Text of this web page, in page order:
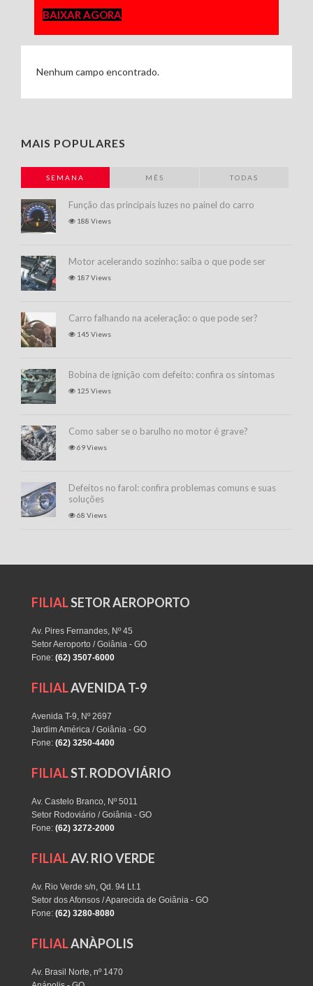
BAIXAR AGORA
Nenhum campo encontrado.
MAIS POPULARES
SEMANA MÊS TODAS
Função das principais luzes no painel do carro
188 Views
Motor acelerando sozinho: saiba o que pode ser
187 Views
Carro falhando na aceleração: o que pode ser?
145 Views
Bobina de ignição com defeito: confira os sintomas
125 Views
Como saber se o barulho no motor é grave?
69 Views
Defeitos no farol: confira problemas comuns e suas
soluções
68 Views
FILIALSETOR AEROPORTO
Av. Pires Fernandes, Nº 45
Setor Aeroporto / Goiânia - GO
Fone: (62) 3507-6000
FILIALAVENIDA T-9
Avenida T-9, Nº 2697
Jardim América / Goiânia - GO
Fone: (62) 3250-4400
FILIALST. RODOVIÁRIO
Av. Castelo Branco, Nº 5011
Setor Rodoviário / Goiânia - GO
Fone: (62) 3272-2000
FILIALAV. RIO VERDE
Av. Rio Verde s/n, Qd. 94 Lt.1
Setor dos Afonsos / Aparecida de Goiânia - GO
Fone: (62) 3280-8080
FILIALANÀPOLIS
Av. Brasil Norte, nº 1470